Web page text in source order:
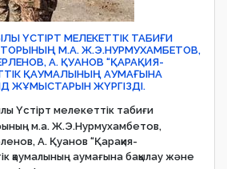
ҮСТІРТ МЕЛЕКЕТТІК ТАБИҒИ
М.А. Ж.Э.НУРМУХАМБЕТОВ,
А. ҚУАНОВ “ҚАРАҚИЯ-
ҚАУМАЛЫНЫҢ АУМАҒЫНА
ЖҰМЫСТАРЫН ЖҮРГІЗДІ.
Үстірт мелекеттік табиғи
м.а. Ж.Э.Нурмухамбетов,
А. Қуанов “Қарақия-
қаумалының аумағына бақылау және